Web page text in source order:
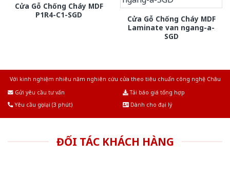
Cửa Gỗ Chống Cháy MDF
P1R4-C1-SGD
Cửa Gỗ Chống Cháy MDF
Laminate van ngang-a-
SGD
Với kinh nghiệm nhiêu năm nghiên cứu cửa theo tiêu chuẩn công nghệ Châu
Gửi yêu cầu tư vấn
Tải báo giá tổng hợp
Yêu cầu gọi lại (3 phút)
Dành cho đại lý
ĐỐI TÁC KHÁCH HÀNG